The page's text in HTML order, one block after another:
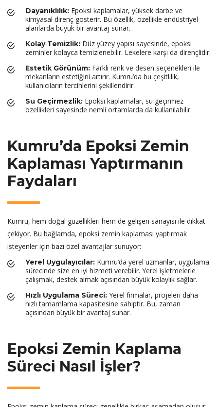
Dayanıklılık: Epoksi kaplamalar, yüksek darbe ve
kimyasal direnç gösterir. Bu özellik, özellikle endüstriyel
alanlarda büyük bir avantaj sunar.
Kolay Temizlik: Düz yüzey yapısı sayesinde, epoksi
zeminler kolayca temizlenebilir. Lekelere karşı da dirençlidir.
Estetik Görünüm: Farklı renk ve desen seçenekleri ile
mekanların estetiğini artırır. Kumru’da bu çeşitlilik,
kullanıcıların tercihlerini şekillendirir.
Su Geçirmezlik: Epoksi kaplamalar, su geçirmez
özellikleri sayesinde nemli ortamlarda da kullanılabilir.
Kumru’da Epoksi Zemin
Kaplaması Yaptırmanın
Faydaları
Kumru, hem doğal güzellikleri hem de gelişen sanayisi ile dikkat
çekiyor. Bu bağlamda, epoksi zemin kaplaması yaptırmak
isteyenler için bazı özel avantajlar sunuyor:
Yerel Uygulayıcılar: Kumru’da yerel uzmanlar, uygulama
sürecinde size en iyi hizmeti verebilir. Yerel işletmelerle
çalışmak, destek almak açısından büyük kolaylık sağlar.
Hızlı Uygulama Süreci: Yerel firmalar, projeleri daha
hızlı tamamlama kapasitesine sahiptir. Bu, zaman
açısından büyük bir avantaj sunar.
Epoksi Zemin Kaplama
Süreci Nasıl İşler?